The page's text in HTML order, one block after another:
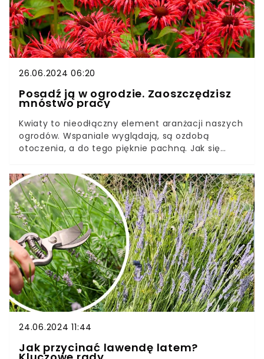
26.06.2024 06:20
Posadź ją w ogrodzie. Zaoszczędzisz
mnóstwo pracy
Kwiaty to nieodłączny element aranżacji naszych
ogrodów. Wspaniale wyglądają, są ozdobą
otoczenia, a do tego pięknie pachną. Jak się
więcej zalet i oferują o wiele więcej niż tylko
walory estetyczne.Niektóre rośliny ozdobne
pełnią w ogrodzie ważne funkcje, odstraszając
szkodniki i oszczędzając nam tym samym wiele
czasu i pracy, które trzeba by włożyć w walkę z
uciążliwymi szkodnikami. Nie chcesz się z nimi
męczyć? Posadź w ogrodzie pysznogłówkę!
24.06.2024 11:44
Jak przycinać lawendę latem?